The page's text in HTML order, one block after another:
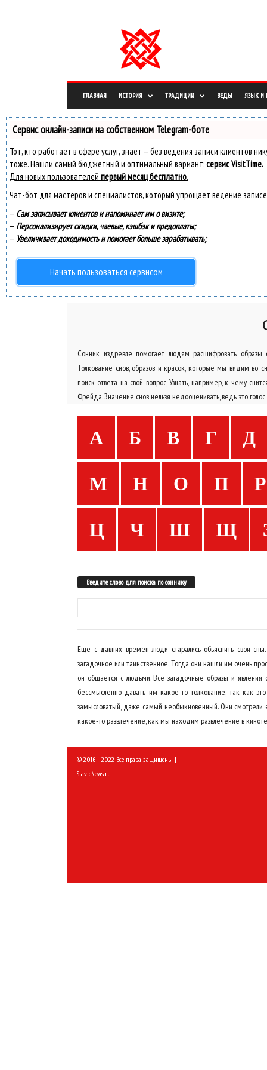
ц
н
ы
й
п
р
т
а
л
ГЛАВНАЯ ИСТОРИЯ ТРАДИЦИИ ВЕДЫ ЯЗЫК И
Сервис онлайн-записи на собственном Telegram-боте
Тот, кто работает в сфере услуг, знает — без ведения записи клиентов
тоже. Нашли самый бюджетный и оптимальный вариант:сервис VisitTime.
Для новых пользователей первый месяц бесплатно.
Чат-бот для мастеров и специалистов, который упрощает ведение
— Сам записывает клиентов и напоминает им о визите;
— Персонализирует скидки, чаевые, кэшбэк и предоплаты;
— Увеличивает доходимость и помогает больше зарабатывать;
Начать пользоваться сервисом
Сонник издревле помогает людям расшифровать
Толкование снов, образов и красок, которые мы видим во
поиск ответа на свой вопрос, Узнать, например, к чему
Фрейда. Значение снов нельзя недооценивать, ведь это
А Б В Г Д
М Н О П Р
Ц Ч Ш Щ
Введите слово для поиска по соннику
Еще с давних времен люди старались объяснить свои
загадочное или таинственное. Тогда они нашли им очень
он общается с людьми. Все загадочные образы и явления
бессмысленно давать им какое-то толкование, так как
замысловатый, даже самый необыкновенный. Они
какое-то развлечение, как мы находим развлечение в
© 2016 - 2022 Все права защищены |
SlavicNews.ru